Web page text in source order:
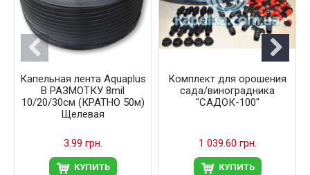
Капельная лента Aquaplus
В РАЗМОТКУ 8mil
10/20/30см (КРАТНО 50м)
Щелевая
3.99 грн.
КУПИТЬ
Комплект для орошения
сада/виноградника
"САДОК-100"
1 039.60 грн.
КУПИТЬ